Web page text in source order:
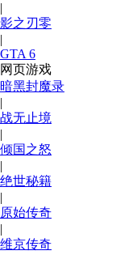
|
影之刃零
|
GTA 6
网页游戏
暗黑封魔录
|
战无止境
|
倾国之怒
|
绝世秘籍
|
原始传奇
|
维京传奇